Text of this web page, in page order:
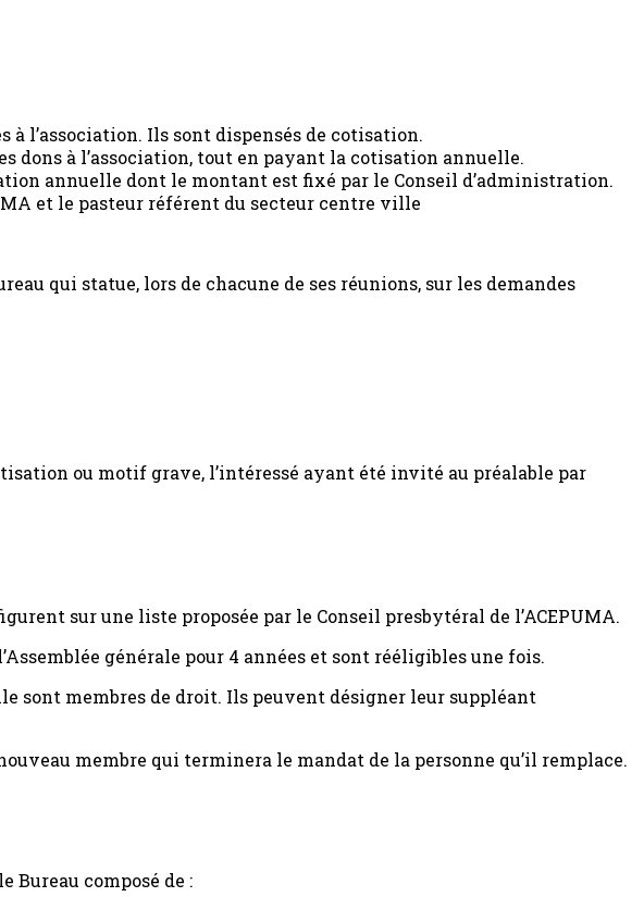
à l’association. Ils sont dispensés de cotisation.
dons à l’association, tout en payant la cotisation annuelle.
annuelle dont le montant est fixé par le Conseil d’administration.
et le pasteur référent du secteur centre ville
qui statue, lors de chacune de ses réunions, sur les demandes
ou motif grave, l’intéressé ayant été invité au préalable par
sur une liste proposée par le Conseil presbytéral de l’ACEPUMA.
générale pour 4 années et sont rééligibles une fois.
sont membres de droit. Ils peuvent désigner leur suppléant
membre qui terminera le mandat de la personne qu’il remplace.
Bureau composé de :